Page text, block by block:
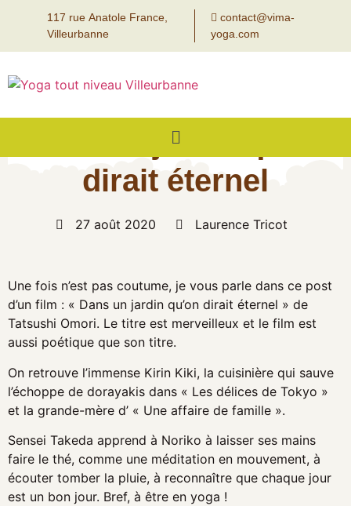
117 rue Anatole France,
Villeurbanne
contact@vima-
yoga.com
Dans un jardin qu’on
dirait éternel
27 août 2020 Laurence Tricot
Une fois n’est pas coutume, je vous parle dans ce post
d’un film : « Dans un jardin qu’on dirait éternel » de
Tatsushi Omori. Le titre est merveilleux et le film est
aussi poétique que son titre.
On retrouve l’immense Kirin Kiki, la cuisinière qui sauve
l’échoppe de dorayakis dans « Les délices de Tokyo »
et la grande-mère d’ « Une affaire de famille ».
Sensei Takeda apprend à Noriko à laisser ses mains
faire le thé, comme une méditation en mouvement, à
écouter tomber la pluie, à reconnaître que chaque jour
est un bon jour. Bref, à être en yoga !